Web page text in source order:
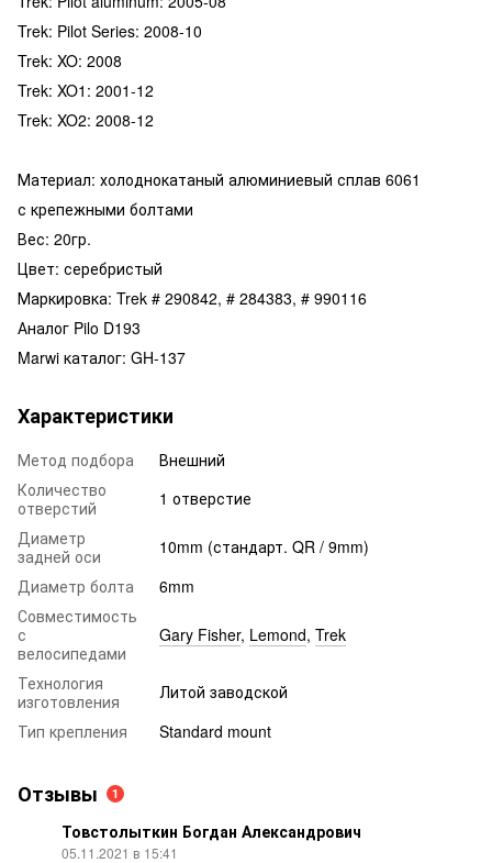
Trek: Pilot Series: 2008-10
Trek: XO: 2008
Trek: XO1: 2001-12
Trek: XO2: 2008-12
Материал: холоднокатаный алюминиевый сплав 6061
с крепежными болтами
Вес: 20гр.
Цвет: серебристый
Маркировка: Trek # 290842, # 284383, # 990116
Аналог Pilo D193
Marwi каталог: GH-137
Характеристики
Метод подбора
Внешний
Количество
отверстий
1 отверстие
Диаметр
задней оси
10mm (стандарт. QR / 9mm)
Диаметр болта
6mm
Совместимость
с
велосипедами
Gary Fisher, Lemond, Trek
Технология
изготовления
Литой заводской
Тип крепления
Standard mount
Отзывы 1
Товстолыткин Богдан Александрович
05.11.2021 в 15:41